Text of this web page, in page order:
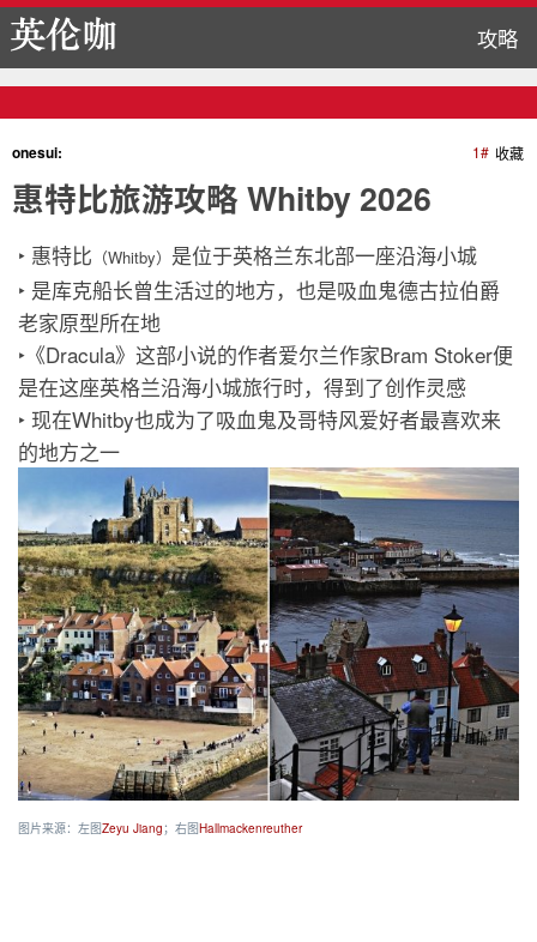
攻略
收藏
1#
onesui:
惠特比旅游攻略 Whitby 2026
‣ 惠特比 （Whitby） 是位于英格兰东北部一座沿海小城
‣ 是库克船长曾生活过的地方，也是吸血鬼德古拉伯爵
老家原型所在地
‣《Dracula》这部小说的作者爱尔兰作家Bram Stoker便
是在这座英格兰沿海小城旅行时，得到了创作灵感
‣ 现在Whitby也成为了吸血鬼及哥特风爱好者最喜欢来
的地方之一
图片来源：左图Zeyu Jiang ；右图Hallmackenreuther